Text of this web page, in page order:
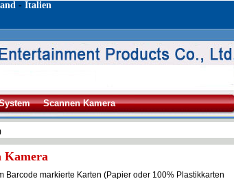
- Italien
Scannen Kamera
Kamera
markierte Karten (Papier oder 100% Plastikkarten